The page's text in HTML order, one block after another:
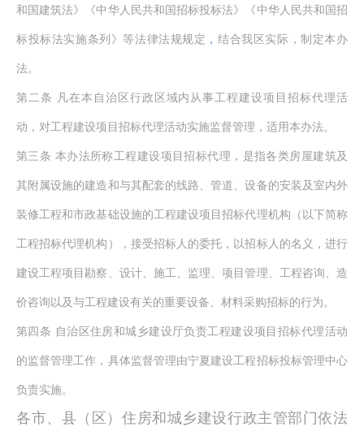
和国建筑法》《中华人民共和国招标投标法》《中华人民共和国招
标投标法实施条列》等法律法规规定 ，结合我区实际，制定本办
法。
第二条 凡在本自治区行政区域内从事工程建设项目招标代理活
动，对工程建设项目招标代理活动实施监督管理，适用本办法。
第三条 本办法所称工程建设项目招标代理，是指各类房屋建筑及
其附属设施的建造和与其配套的线路、管道、设备的安装及室内外
装修工程和市政基础设施的工程建设项目招标代理机构（以下简称
工程招标代理机构），接受招标人的委托，以招标人的名义，进行
建设工程项目勘察、设计、施工、监理、项目管理、工程咨询、造
价咨询以及与工程建设有关的重要设备、材料采购招标的行为。
第四条 自治区住房和城乡建设厅负责工程建设项目招标代理活动
的监督管理工作，具体监督管理由宁夏建设工程招标投标管理中心
负责实施。
各市、县（区）住房和城乡建设行政主管部门依法